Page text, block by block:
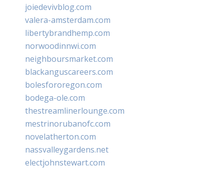
joiedevivblog.com
valera-amsterdam.com
libertybrandhemp.com
norwoodinnwi.com
neighboursmarket.com
blackanguscareers.com
bolesfororegon.com
bodega-ole.com
thestreamlinerlounge.com
mestrinorubanofc.com
novelatherton.com
nassvalleygardens.net
electjohnstewart.com